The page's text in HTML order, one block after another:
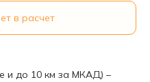
в расчет
и до 10 км за МКАД) –